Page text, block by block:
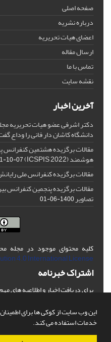
این وب سایت از کوکی ها برای اطمینان
خدمات استفاده می کند.
صفحه اصلی
درباره نشریه
اعضای هیات تحریریه
ارسال مقاله
تماس با ما
نقشه سایت
آخرین اخبار
دکتر اشرفی عضو هیات تحریریه
دانشگاه کاشان دار فانی را وداع
مقالات برگزیده هشتمین
هوشمند (ICSPIS 2022) 10-07
مقالات برگزیده کنفرانس ملی
مقالات برگزیده پنجمین کنفرانس
تصاویر1400-06-01
کلیه محتوای موجود در مجله
4.0 International License
اشتراک خبرنامه
برای دریافت اخبار و اطلاعیه